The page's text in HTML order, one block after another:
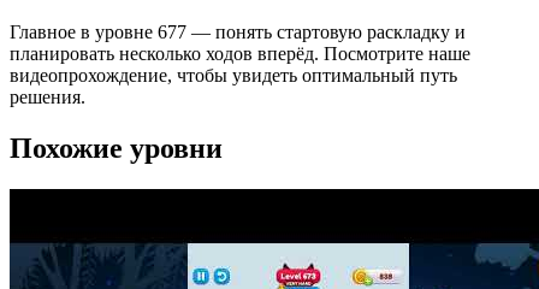
Главное в уровне 677 — понять стартовую раскладку и
планировать несколько ходов вперёд. Посмотрите наше
видеопрохождение, чтобы увидеть оптимальный путь
решения.
Похожие уровни